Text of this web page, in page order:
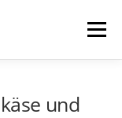
Menü
und